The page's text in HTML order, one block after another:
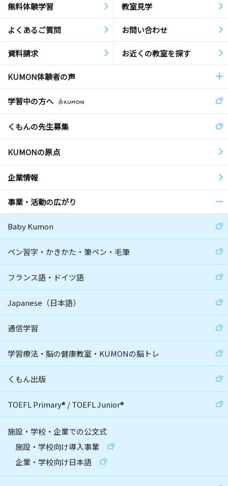
無料体験学習 教室見学
よくあるご質問 お問い合わせ
資料請求 お近くの教室を探す
KUMON体験者の声
学習中の方へ
くもんの先生募集
KUMONの原点
企業情報
事業・活動の広がり
Baby Kumon
ペン習字・かきかた・筆ペン・毛筆
フランス語・ドイツ語
Japanese（日本語）
通信学習
学習療法・脳の健康教室・KUMONの脳トレ
くもん出版
TOEFL Primary® /TOEFL Junior®
施設・学校・企業での公文式
施設・学校向け導入事業
企業・学校向け日本語